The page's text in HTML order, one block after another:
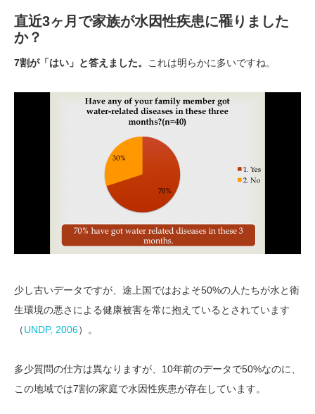
直近3ヶ月で家族が水因性疾患に罹りました
か？
7割が「はい」と答えました。 これは明らかに多いですね。
少し古いデータですが、途上国ではおよそ50%の人たちが水と衛
生環境の悪さによる健康被害を常に抱えているとされています
（UNDP, 2006）。
多少質問の仕方は異なりますが、10年前のデータで50%なのに、
この地域では7割の家庭で水因性疾患が存在しています。